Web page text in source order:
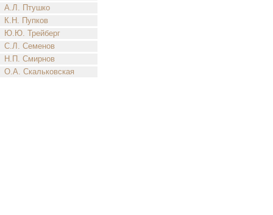
А.Л. Птушко
К.Н. Пупков
Ю.Ю. Трейберг
С.Л. Семенов
Н.П. Смирнов
О.А. Скальковская